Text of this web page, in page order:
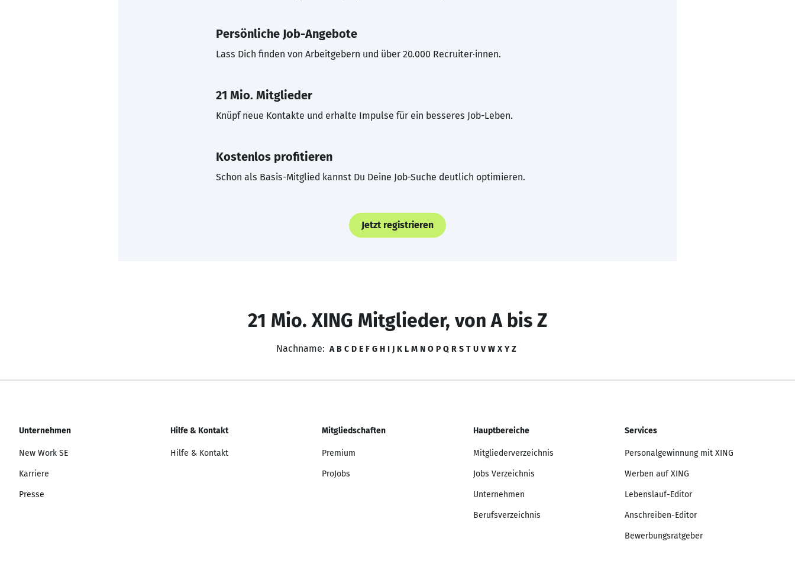
Persönliche Job-Angebote
Lass Dich finden von Arbeitgebern und über 20.000 Recruiter·innen.
21 Mio. Mitglieder
Knüpf neue Kontakte und erhalte Impulse für ein besseres Job-Leben.
Kostenlos profitieren
Schon als Basis-Mitglied kannst Du Deine Job-Suche deutlich optimieren.
Jetzt registrieren
21 Mio. XING Mitglieder, von A bis Z
Nachname: A B C D E F G H I J K L M N O P Q R S T U V W X Y Z
Unternehmen
New Work SE
Karriere
Presse
Hilfe & Kontakt
Hilfe & Kontakt
Mitgliedschaften
Premium
ProJobs
Hauptbereiche
Mitgliederverzeichnis
Jobs Verzeichnis
Unternehmen
Berufsverzeichnis
Services
Personalgewinnung mit XING
Werben auf XING
Lebenslauf-Editor
Anschreiben-Editor
Bewerbungsratgeber